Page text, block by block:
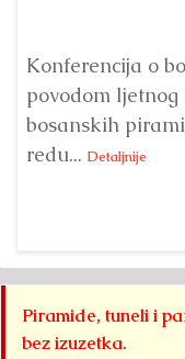
Konferencija o
povodom
bosanskih
redu... Detaljnije
Piramide, tuneli i
bez izuzetka.